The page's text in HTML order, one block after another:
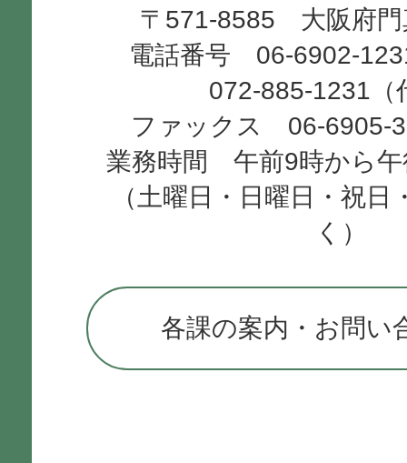
City
〒571-8585 大阪府門
電話番号 06-6902-
072-885-1231（
ファックス 06-6905-
業務時間 午前9時から午
（土曜日・日曜日・祝日
く）
各課の案内・お問い